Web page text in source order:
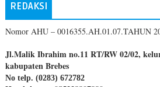
REDAKSI
Nomor AHU – 0016355.AH.01.07.TAHUN
Jl.Malik Ibrahim no.11 RT/RW 02/02,
kabupaten Brebes
No telp. (0283) 672782